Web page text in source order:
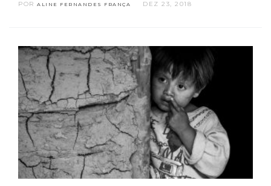
POR ALINE FERNANDES FRANÇA DEZ 23, 2018